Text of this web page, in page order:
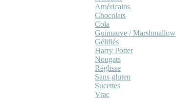
Américains
Chocolats
Cola
Guimauve / Marshmallow
Gélifiés
Harry Potter
Nougats
Réglisse
Sans gluten
Sucettes
Vrac